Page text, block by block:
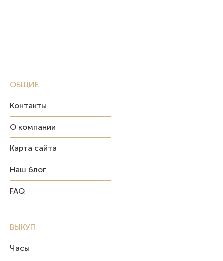
ОБЩИЕ
Контакты
О компании
Карта сайта
Наш блог
FAQ
ВЫКУП
Часы